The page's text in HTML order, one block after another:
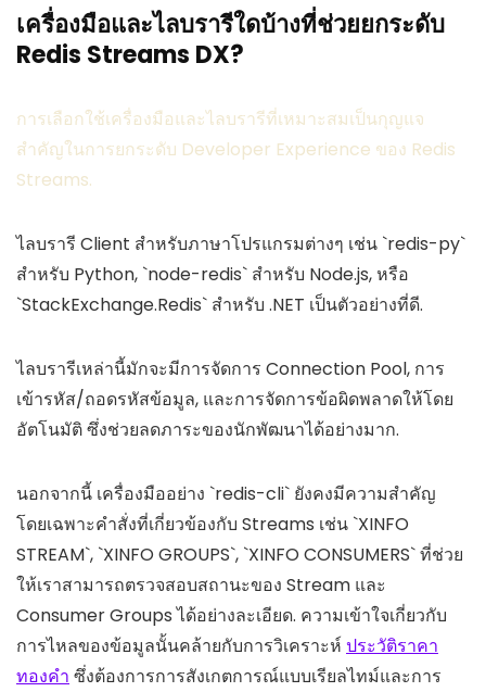
เครื่องมือและไลบรารีใดบ้างที่ช่วยยกระดับ
Redis Streams DX?
การเลือกใช้เครื่องมือและไลบรารีที่เหมาะสมเป็นกุญแจ
สำคัญในการยกระดับ Developer Experience ของ Redis
Streams.
ไลบรารี Client สำหรับภาษาโปรแกรมต่างๆ เช่น `redis-py`
สำหรับ Python, `node-redis` สำหรับ Node.js, หรือ
`StackExchange.Redis` สำหรับ .NET เป็นตัวอย่างที่ดี.
ไลบรารีเหล่านี้มักจะมีการจัดการ Connection Pool, การ
เข้ารหัส/ถอดรหัสข้อมูล, และการจัดการข้อผิดพลาดให้โดย
อัตโนมัติ ซึ่งช่วยลดภาระของนักพัฒนาได้อย่างมาก.
นอกจากนี้ เครื่องมืออย่าง `redis-cli` ยังคงมีความสำคัญ
โดยเฉพาะคำสั่งที่เกี่ยวข้องกับ Streams เช่น `XINFO
STREAM`, `XINFO GROUPS`, `XINFO CONSUMERS` ที่ช่วย
ให้เราสามารถตรวจสอบสถานะของ Stream และ
Consumer Groups ได้อย่างละเอียด. ความเข้าใจเกี่ยวกับ
การไหลของข้อมูลนั้นคล้ายกับการวิเคราะห์ ประวัติราคา
ทองคำ ซึ่งต้องการการสังเกตการณ์แบบเรียลไทม์และการ